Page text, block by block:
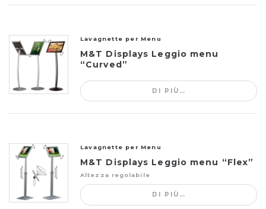
Lavagnette per Menu
M&T Displays Leggio menu
“Curved”
DI PIÙ…
Lavagnette per Menu
M&T Displays Leggio menu “Flex”
Altezza regolabile
DI PIÙ…